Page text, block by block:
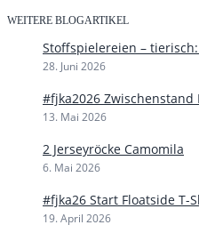
WEITERE BLOGARTIKEL
Stoffspielereien –
28. Juni 2026
#fjka2026 Zwischenstand
13. Mai 2026
2 Jerseyröcke Camomila
6. Mai 2026
#fjka26 Start Floatside T-
19. April 2026